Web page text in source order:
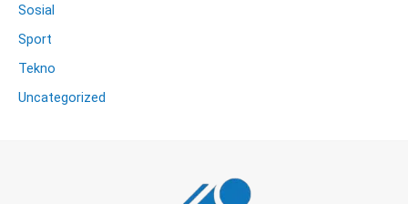
Sosial
Sport
Tekno
Uncategorized